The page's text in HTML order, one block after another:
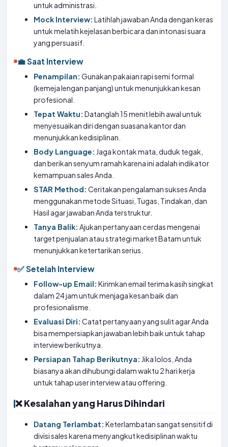
untuk administrasi.
Mock Interview: Latihlah jawaban Anda dengan keras
untuk melatih kejelasan berbicara dan intonasi suara
yang persuasif.
💼 Saat Interview
Penampilan: Gunakan pakaian rapi semi formal
(kemeja lengan panjang) untuk menunjukkan kesan
profesional.
Tepat Waktu: Datanglah 15 menit lebih awal untuk
menyesuaikan diri dengan suasana kantor dan
menunjukkan kedisiplinan.
Body Language: Jaga kontak mata, duduk tegak,
dan berikan senyum ramah karena ini adalah indikator
kemampuan sales Anda.
STAR Method: Ceritakan pengalaman sukses Anda
menggunakan metode Situasi, Tugas, Tindakan, dan
Hasil agar jawaban Anda terstruktur.
Tanya Balik: Ajukan pertanyaan cerdas mengenai
target penjualan atau strategi market Batam untuk
menunjukkan ketertarikan serius.
✅ Setelah Interview
Follow-up Email: Kirimkan email terima kasih singkat
dalam 24 jam untuk menjaga kesan baik dan
profesionalisme.
Evaluasi Diri: Catat pertanyaan yang sulit agar Anda
bisa mempersiapkan jawaban lebih baik untuk tahap
interview berikutnya.
Persiapan Tahap Berikutnya: Jika lolos, Anda
biasanya akan dihubungi dalam waktu 2 hari kerja
untuk tahap user interview atau offering.
❌ Kesalahan yang Harus Dihindari
Datang Terlambat: Keterlambatan sangat sensitif di
divisi sales karena menyangkut kedisiplinan waktu